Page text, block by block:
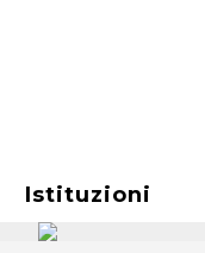
Istituzioni